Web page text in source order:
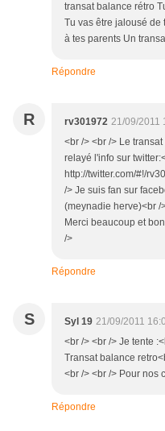
transat balance rétro
Tu vas être jalousé de
à tes parents Un
Répondre
R rv301972 21/09/2011
<br /> <br /> Le
relayé l'info sur
http://twitter.com/#!/
/> Je suis fan sur
(meynadie herve)<br /
Merci beaucoup et
/>
Répondre
S Syl 19 21/09/2011
<br /> <br /> Je tente
Transat balance
<br /> <br /> Pour nos
Répondre